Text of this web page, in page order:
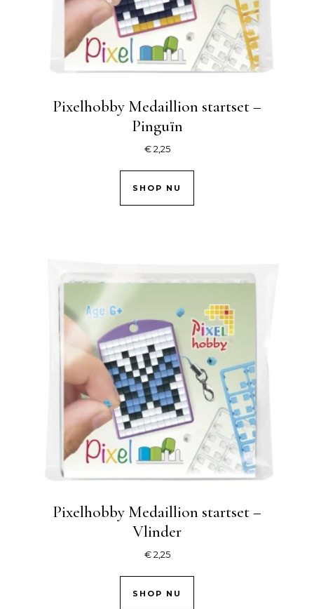
Pixelhobby Medaillion startset –
Pinguïn
€2,25
SHOP NU
Pixelhobby Medaillion startset –
Vlinder
€2,25
SHOP NU